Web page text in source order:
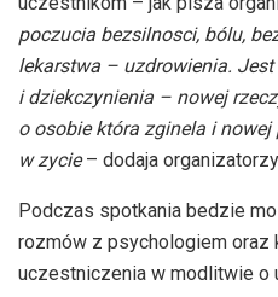
poczucia bezsilnosci, bólu,
lekarstwa – uzdrowienia.
i dziekczynienia – nowej
o osobie która zginela i
w zycie– dodaja
Podczas spotkania bedzie
rozmów z psychologiem oraz
uczestniczenia w modlitwie o